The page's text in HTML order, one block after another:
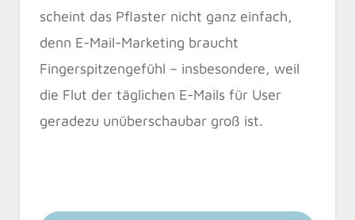
scheint das Pflaster nicht ganz einfach,
denn E-Mail-Marketing braucht
Fingerspitzengefühl – insbesondere, weil
die Flut der täglichen E-Mails für User
geradezu unüberschaubar groß ist.